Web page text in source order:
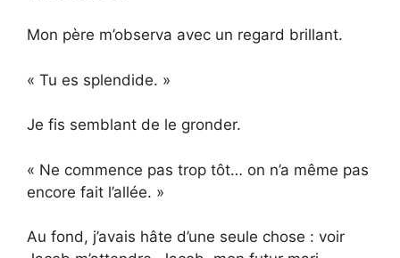
Mon père m’observa avec un regard brillant.
« Tu es splendide. »
Je fis semblant de le gronder.
« Ne commence pas trop tôt… on n’a même pas
encore fait l’allée. »
Au fond, j’avais hâte d’une seule chose : voir